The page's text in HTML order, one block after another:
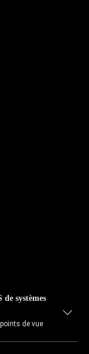
systèmes
de vue